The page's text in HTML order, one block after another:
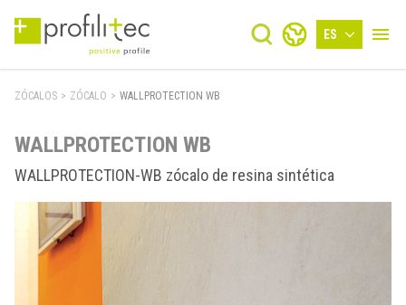
ES
ZÓCALOS > ZÓCALO > WALLPROTECTION WB
WALLPROTECTION WB
WALLPROTECTION-WB zócalo de resina sintética